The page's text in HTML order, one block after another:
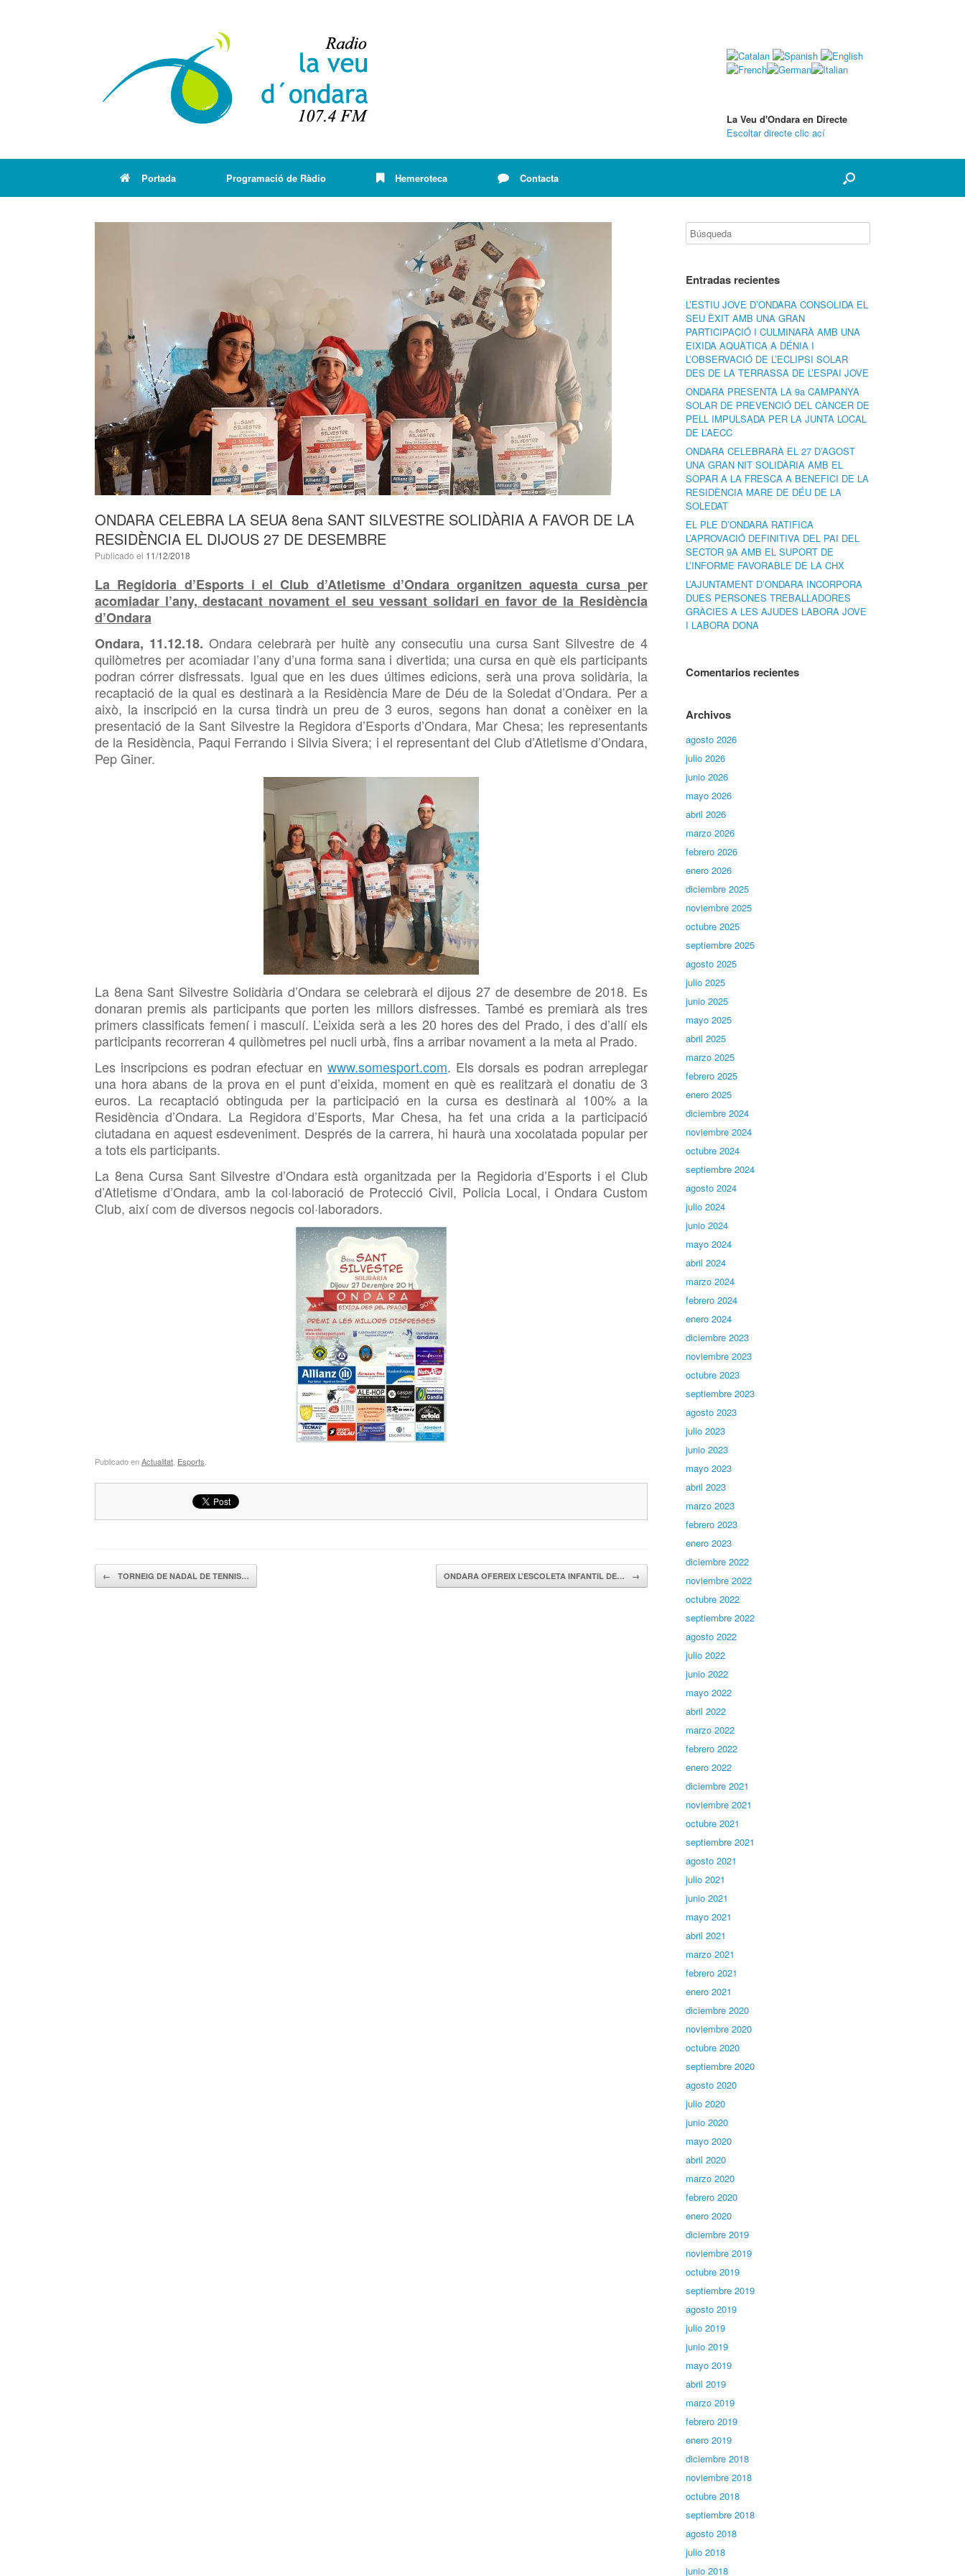
La Veu d'Ondara en Directe
Escoltar directe clic ací
Portada Programació de Ràdio Hemeroteca Contacta
ONDARA CELEBRA LA SEUA 8ena SANT SILVESTRE SOLIDÀRIA A FAVOR DE LA
RESIDÈNCIA EL DIJOUS 27 DE DESEMBRE
Publicado el 11/12/2018
La Regidoria d’Esports i el Club d’Atletisme d’Ondara organitzen aquesta cursa per
acomiadar l’any, destacant novament el seu vessant solidari en favor de la Residència
d’Ondara
Ondara, 11.12.18. Ondara celebrarà per huitè any consecutiu una cursa Sant Silvestre de 4
quilòmetres per acomiadar l’any d’una forma sana i divertida; una cursa en què els participants
podran córrer disfressats. Igual que en les dues últimes edicions, serà una prova solidària, la
recaptació de la qual es destinarà a la Residència Mare de Déu de la Soledat d’Ondara. Per a
això, la inscripció en la cursa tindrà un preu de 3 euros, segons han donat a conèixer en la
presentació de la Sant Silvestre la Regidora d’Esports d’Ondara, Mar Chesa; les representants
de la Residència, Paqui Ferrando i Silvia Sivera; i el representantdel Club d’Atletisme d’Ondara,
Pep Giner.
La 8enaSant Silvestre Solidària d’Ondara se celebrarà el dijous 27 de desembre de 2018. Es
donaran premis als participants que porten les millors disfresses. També es premiarà als tres
primers classificats femení i masculí. L’eixida serà a les 20 hores des del Prado, i des d’allí els
participants recorreran 4 quilòmetres pel nucli urbà, fins a arribar novament a la meta al Prado.
Les inscripcions es podran efectuar en www.somesport.com. Els dorsals es podran arreplegar
una hora abans de la prova en el punt d’eixida, moment en què es realitzarà el donatiu de 3
euros. La recaptació obtinguda per la participació en la cursa es destinarà al 100% a la
Residència d’Ondara. La Regidora d’Esports, Mar Chesa, ha fet una crida a la participació
ciutadana en aquest esdeveniment. Després de la carrera, hi haurà una xocolatada popular per
a tots els participants.
La 8enaCursa Sant Silvestre d’Ondara està organitzada per la Regidoria d’Esports i el Club
d’Atletisme d’Ondara, amb la col·laboració de Protecció Civil, Policia Local, i Ondara Custom
Club, així com de diversos negocis col·laboradors.
Publicado enActualitat Esports
Navegador de artículos
← TORNEIG DE NADAL DE TENNIS… ONDARA OFEREIX L’ESCOLETA INFANTIL DE… →
Entradas recientes
L’ESTIU JOVE D’ONDARA CONSOLIDA EL
SEU ÈXIT AMB UNA GRAN
PARTICIPACIÓ I CULMINARÀ AMB UNA
EIXIDA AQUÀTICA A DÉNIA I
L’OBSERVACIÓ DE L’ECLIPSI SOLAR
DES DE LA TERRASSA DE L’ESPAI JOVE
ONDARA PRESENTA LA 9a CAMPANYA
SOLAR DE PREVENCIÓ DEL CÀNCER DE
PELL IMPULSADA PER LA JUNTA LOCAL
DE L’AECC
ONDARA CELEBRARÀ EL 27 D’AGOST
UNA GRAN NIT SOLIDÀRIA AMB EL
SOPAR A LA FRESCA A BENEFICI DE LA
RESIDÈNCIA MARE DE DÉU DE LA
SOLEDAT
EL PLE D’ONDARA RATIFICA
L’APROVACIÓ DEFINITIVA DEL PAI DEL
SECTOR 9A AMB EL SUPORT DE
L’INFORME FAVORABLE DE LA CHX
L’AJUNTAMENT D’ONDARA INCORPORA
DUES PERSONES TREBALLADORES
GRÀCIES A LES AJUDES LABORA JOVE
I LABORA DONA
Comentarios recientes
Archivos
agosto 2026
julio 2026
junio 2026
mayo 2026
abril 2026
marzo 2026
febrero 2026
enero 2026
diciembre 2025
noviembre 2025
octubre 2025
septiembre 2025
agosto 2025
julio 2025
junio 2025
mayo 2025
abril 2025
marzo 2025
febrero 2025
enero 2025
diciembre 2024
noviembre 2024
octubre 2024
septiembre 2024
agosto 2024
julio 2024
junio 2024
mayo 2024
abril 2024
marzo 2024
febrero 2024
enero 2024
diciembre 2023
noviembre 2023
octubre 2023
septiembre 2023
agosto 2023
julio 2023
junio 2023
mayo 2023
abril 2023
marzo 2023
febrero 2023
enero 2023
diciembre 2022
noviembre 2022
octubre 2022
septiembre 2022
agosto 2022
julio 2022
junio 2022
mayo 2022
abril 2022
marzo 2022
febrero 2022
enero 2022
diciembre 2021
noviembre 2021
octubre 2021
septiembre 2021
agosto 2021
julio 2021
junio 2021
mayo 2021
abril 2021
marzo 2021
febrero 2021
enero 2021
diciembre 2020
noviembre 2020
octubre 2020
septiembre 2020
agosto 2020
julio 2020
junio 2020
mayo 2020
abril 2020
marzo 2020
febrero 2020
enero 2020
diciembre 2019
noviembre 2019
octubre 2019
septiembre 2019
agosto 2019
julio 2019
junio 2019
mayo 2019
abril 2019
marzo 2019
febrero 2019
enero 2019
diciembre 2018
noviembre 2018
octubre 2018
septiembre 2018
agosto 2018
julio 2018
junio 2018